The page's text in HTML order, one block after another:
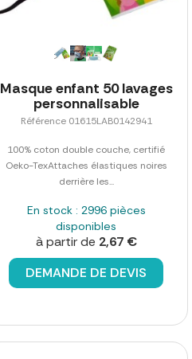
Masque enfant 50 lavages
personnalisable
Référence 01615LAB0142941
100% coton double couche, certifié
Oeko-TexAttaches élastiques noires
derrière les...
En stock : 2996 pièces
disponibles
à partir de 2,67 €
DEMANDE DE DEVIS